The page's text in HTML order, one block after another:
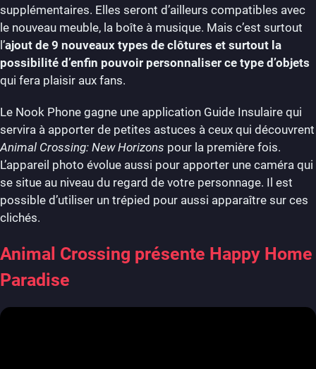
supplémentaires. Elles seront d’ailleurs compatibles avec
le nouveau meuble, la boîte à musique. Mais c’est surtout
l’ajout de 9 nouveaux types de clôtures et surtout la
possibilité d’enfin pouvoir personnaliser ce type d’objets
qui fera plaisir aux fans.
Le Nook Phone gagne une application Guide Insulaire qui
servira à apporter de petites astuces à ceux qui découvrent
Animal Crossing: New Horizons pour la première fois.
L’appareil photo évolue aussi pour apporter une caméra qui
se situe au niveau du regard de votre personnage. Il est
possible d’utiliser un trépied pour aussi apparaître sur ces
clichés.
Animal Crossing présente Happy Home
Paradise